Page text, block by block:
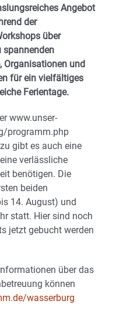
Angebot
der
über
spannenden
Organisationen und
für ein vielfältiges
Ferientage.
www.unser-
programm.php
gibt es auch eine
verlässliche
benötigen. Die
beiden
14. August) und
statt. Hier sind noch
jetzt gebucht werden
über das
können
wasserburg